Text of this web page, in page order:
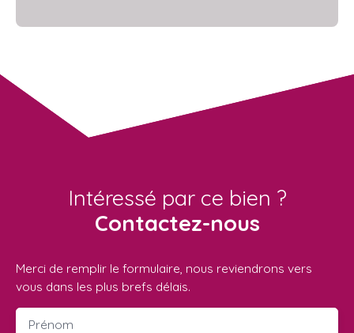
Intéressé par ce bien ?
Contactez-nous
Merci de remplir le formulaire, nous reviendrons vers
vous dans les plus brefs délais.
Prénom